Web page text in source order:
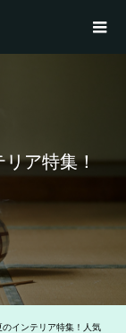
リア特集！
インテリア特集！人気